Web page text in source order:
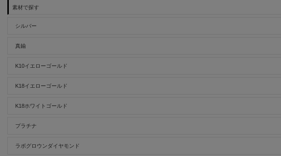
素材で探す
シルバー
真鍮
K10イエローゴールド
K18イエローゴールド
K18ホワイトゴールド
プラチナ
ラボグロウンダイヤモンド